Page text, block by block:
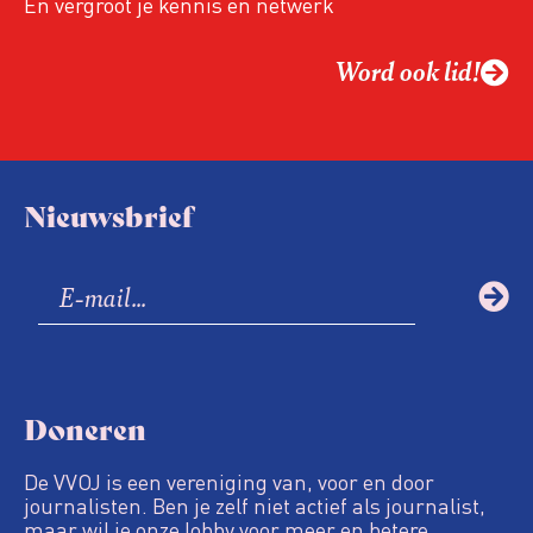
Word ook lid!
Nieuwsbrief
Doneren
De VVOJ is een vereniging van, voor en door
journalisten. Ben je zelf niet actief als journalist,